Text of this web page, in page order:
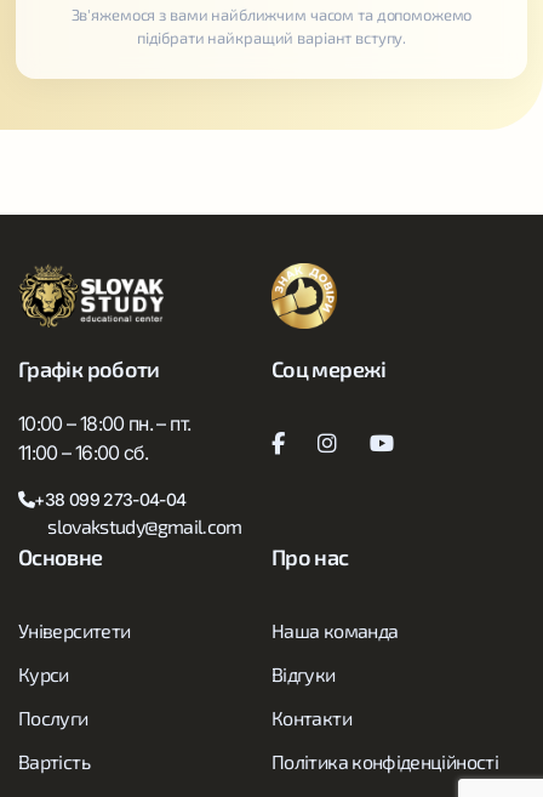
Зв'яжемося з вами найближчим часом та допоможемо
підібрати найкращий варіант вступу.
Графік роботи
10:00 – 18:00 пн. – пт.
11:00 – 16:00 сб.
+38 099 273-04-04
slovakstudy@gmail.com
Основне
Університети
Курси
Послуги
Вартість
Про нас
Наша команда
Відгуки
Контакти
Політика конфіденційності
Соц мережі